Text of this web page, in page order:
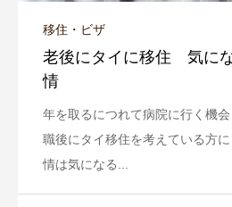
移住・ビザ
老後にタイに移住 気に
情
年を取るにつれて病院に行く機
職後にタイ移住を考えている方
情は気になる...